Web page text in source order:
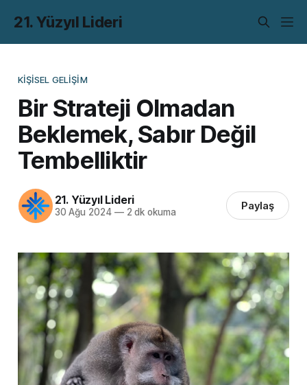
21. Yüzyıl Lideri
KIŞISEL GELIŞIM
Bir Strateji Olmadan
Beklemek, Sabır Değil
Tembelliktir
21. Yüzyıl Lideri
30 Ağu 2024 —2 dk okuma Paylaş